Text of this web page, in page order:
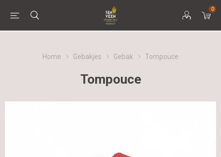
0
Home Gebakjes Gebak Tompouce
Tompouce